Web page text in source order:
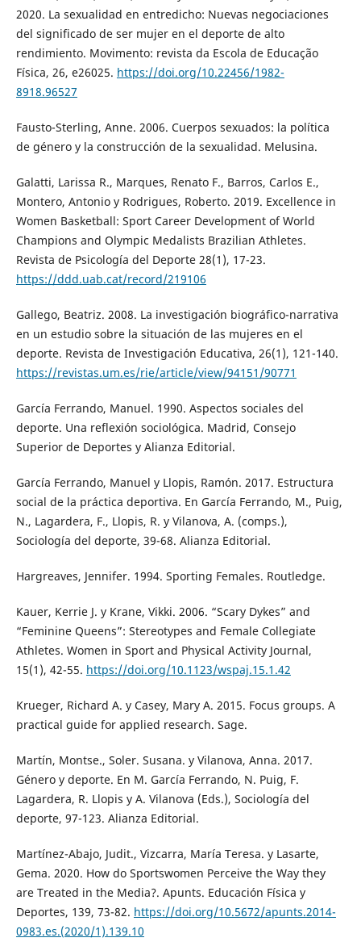
2020. La sexualidad en entredicho: Nuevas negociaciones
del significado de ser mujer en el deporte de alto
rendimiento. Movimento: revista da Escola de Educação
Física, 26, e26025. https://doi.org/10.22456/1982-
8918.96527
Fausto-Sterling, Anne. 2006. Cuerpos sexuados: la política
de género y la construcción de la sexualidad. Melusina.
Galatti, Larissa R., Marques, Renato F., Barros, Carlos E.,
Montero, Antonio y Rodrigues, Roberto. 2019. Excellence in
Women Basketball: Sport Career Development of World
Champions and Olympic Medalists Brazilian Athletes.
Revista de Psicología del Deporte 28(1), 17-23.
https://ddd.uab.cat/record/219106
Gallego, Beatriz. 2008. La investigación biográfico-narrativa
en un estudio sobre la situación de las mujeres en el
deporte. Revista de Investigación Educativa, 26(1), 121-140.
https://revistas.um.es/rie/article/view/94151/90771
García Ferrando, Manuel. 1990. Aspectos sociales del
deporte. Una reflexión sociológica. Madrid, Consejo
Superior de Deportes y Alianza Editorial.
García Ferrando, Manuel y Llopis, Ramón. 2017. Estructura
social de la práctica deportiva. En García Ferrando, M., Puig,
N., Lagardera, F., Llopis, R. y Vilanova, A. (comps.),
Sociología del deporte, 39-68. Alianza Editorial.
Hargreaves, Jennifer. 1994. Sporting Females. Routledge.
Kauer, Kerrie J. y Krane, Vikki. 2006. “Scary Dykes” and
“Feminine Queens”: Stereotypes and Female Collegiate
Athletes. Women in Sport and Physical Activity Journal,
15(1), 42-55. https://doi.org/10.1123/wspaj.15.1.42
Krueger, Richard A. y Casey, Mary A. 2015. Focus groups. A
practical guide for applied research. Sage.
Martín, Montse., Soler. Susana. y Vilanova, Anna. 2017.
Género y deporte. En M. García Ferrando, N. Puig, F.
Lagardera, R. Llopis y A. Vilanova (Eds.), Sociología del
deporte, 97-123. Alianza Editorial.
Martínez-Abajo, Judit., Vizcarra, María Teresa. y Lasarte,
Gema. 2020. How do Sportswomen Perceive the Way they
are Treated in the Media?. Apunts. Educación Física y
Deportes, 139, 73-82. https://doi.org/10.5672/apunts.2014-
0983.es.(2020/1).139.10